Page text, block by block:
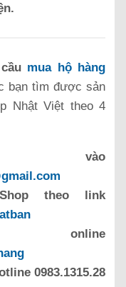
mua hộ hàng
bạn tìm được sản
Nhật Việt theo 4
vào
theo link
online
0983.1315.28